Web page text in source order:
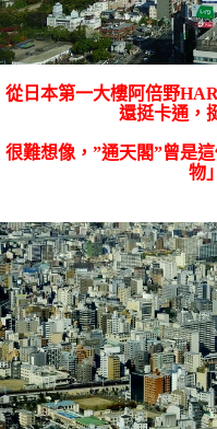
從日本第一大樓阿倍野
還挺卡通，
很難想像，”通天閣”曾是
物